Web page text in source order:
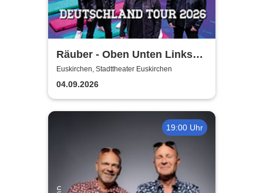
Räuber - Oben Unten Links
Rechts
Euskirchen, Stadttheater Euskirchen
04.09.2026
19:00 Uhr